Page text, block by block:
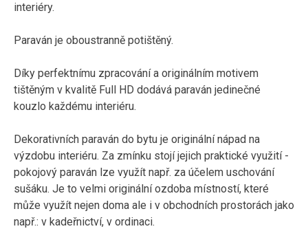
interiéry.
Paraván je oboustranně potištěný.
Díky perfektnímu zpracování a originálním motivem
tištěným v kvalitě Full HD dodává paraván jedinečné
kouzlo každému interiéru.
Dekorativních paraván do bytu je originální nápad na
výzdobu interiéru. Za zmínku stojí jejich praktické využití -
pokojový paraván lze využít např. za účelem uschování
sušáku. Je to velmi originální ozdoba místností, které
může využít nejen doma ale i v obchodních prostorách jako
např.: v kadeřnictví, v ordinaci.